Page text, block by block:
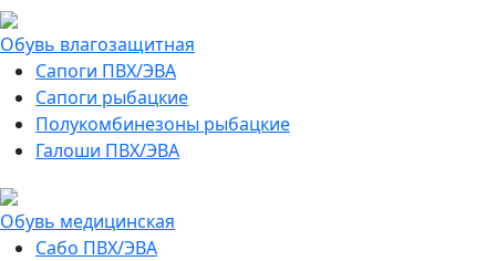
Обувь влагозащитная
Сапоги ПВХ/ЭВА
Сапоги рыбацкие
Полукомбинезоны рыбацкие
Галоши ПВХ/ЭВА
Обувь медицинская
Сабо ПВХ/ЭВА